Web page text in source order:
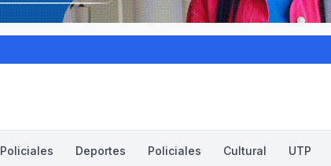
Policiales Deportes Policiales Cultural UTP